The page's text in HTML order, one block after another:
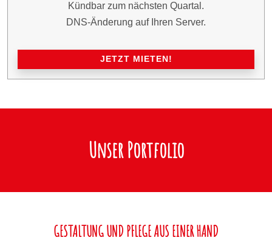
Kündbar zum nächsten Quartal.
DNS-Änderung auf Ihren Server.
JETZT MIETEN!
Unser Portfolio
GESTALTUNG UND PFLEGE AUS EINER HAND